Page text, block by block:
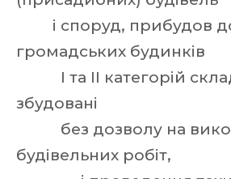
і споруд, прибудов
громадських будинків
I та II категорій
збудовані
без дозволу на
будівельних робіт,